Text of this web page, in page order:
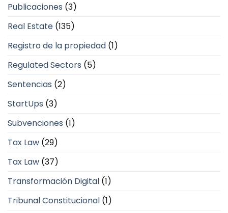
Publicaciones (3)
Real Estate (135)
Registro de la propiedad (1)
Regulated Sectors (5)
Sentencias (2)
StartUps (3)
Subvenciones (1)
Tax Law (29)
Tax Law (37)
Transformación Digital (1)
Tribunal Constitucional (1)